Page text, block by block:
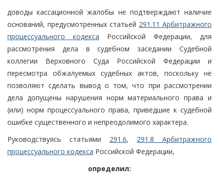
доводы кассационной жалобы не подтверждают наличие
оснований, предусмотренных статьей 291.11 Арбитражного
процессуального кодекса Российской Федерации, для
рассмотрения дела в судебном заседании Судебной
коллегии Верховного Суда Российской Федерации и
пересмотра обжалуемых судебных актов, поскольку не
позволяют сделать вывод о том, что при рассмотрении
дела допущены нарушения норм материального права и
(или) норм процессуального права, приведшие к судебной
ошибке существенного и непреодолимого характера.
Руководствуясь статьями 291.6, 291.8 Арбитражного
процессуального кодекса Российской Федерации,
определил: